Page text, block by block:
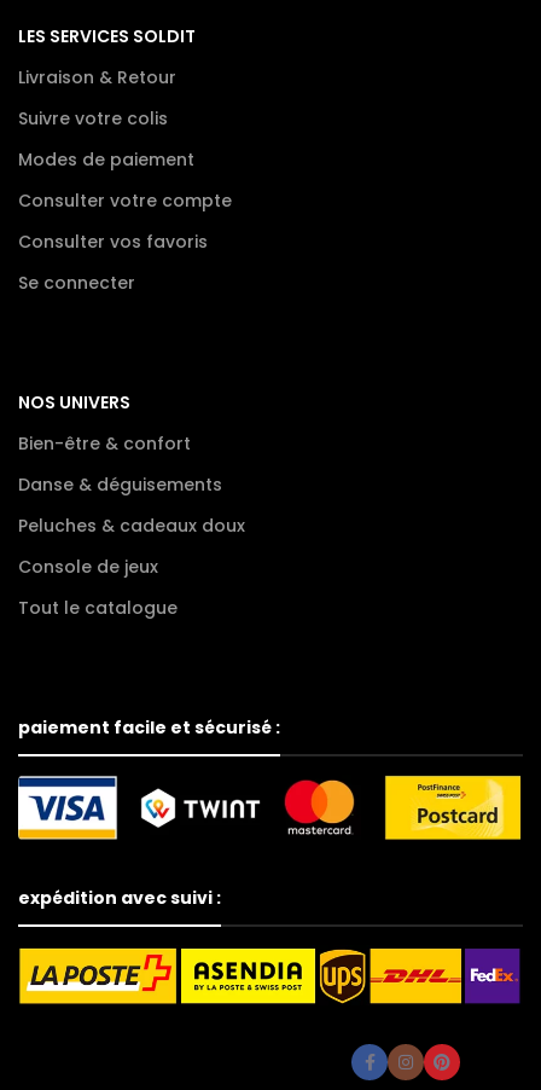
LES SERVICES SOLDIT
Livraison & Retour
Suivre votre colis
Modes de paiement
Consulter votre compte
Consulter vos favoris
Se connecter
NOS UNIVERS
Bien-être & confort
Danse & déguisements
Peluches & cadeaux doux
Console de jeux
Tout le catalogue
paiement facile et sécurisé :
expédition avec suivi :